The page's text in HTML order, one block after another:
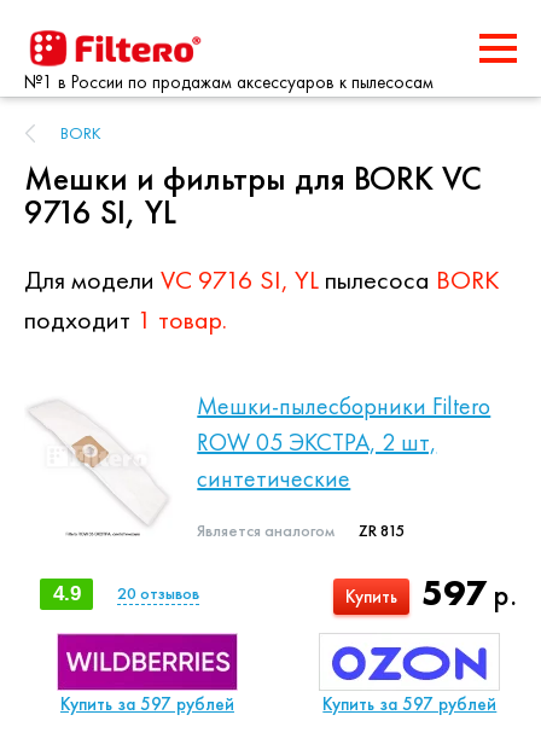
№1 в России по продажам аксессуаров к пылесосам
BORK
Мешки и фильтры для BORK VC
9716 SI, YL
Для модели VC 9716 SI, YL пылесоса BORK
подходит 1 товар.
Мешки-пылесборники Filtero
ROW 05 ЭКСТРА, 2 шт,
синтетические
Является аналогом ZR 815
597р.
Купить
4.9 20 отзывов
Купить за 597 рублей Купить за 597 рублей